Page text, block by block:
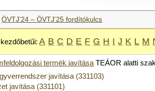
ÖVTJ’24 – ÖVTJ’25 fordítókulcs
A B C D E F G H I J K L M
termék javítása TEÁOR alatti
javítása (331103)
javítása (331101)